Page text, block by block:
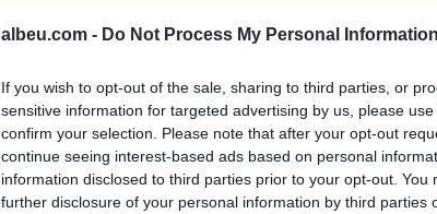
albeu.com - Do Not Process My Personal Information
If you wish to opt-out of the sale, sharing to third parties, or
sensitive information for targeted advertising by us, please
confirm your selection. Please note that after your opt-out
continue seeing interest-based ads based on personal
information disclosed to third parties prior to your opt-out. You
further disclosure of your personal information by third parties